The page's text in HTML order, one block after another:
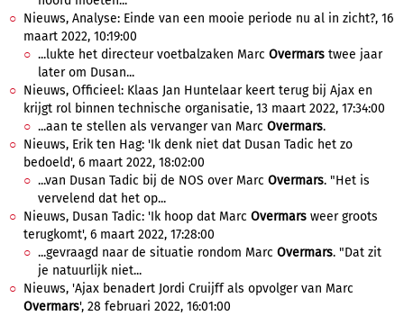
Nieuws, Analyse: Einde van een mooie periode nu al in zicht?, 16
maart 2022, 10:19:00
...lukte het directeur voetbalzaken Marc Overmars twee jaar
later om Dusan...
Nieuws, Officieel: Klaas Jan Huntelaar keert terug bij Ajax en
krijgt rol binnen technische organisatie, 13 maart 2022, 17:34:00
...aan te stellen als vervanger van Marc Overmars.
Nieuws, Erik ten Hag: 'Ik denk niet dat Dusan Tadic het zo
bedoeld', 6 maart 2022, 18:02:00
...van Dusan Tadic bij de NOS over Marc Overmars. "Het is
vervelend dat het op...
Nieuws, Dusan Tadic: 'Ik hoop dat Marc Overmars weer groots
terugkomt', 6 maart 2022, 17:28:00
...gevraagd naar de situatie rondom Marc Overmars. "Dat zit
je natuurlijk niet...
Nieuws, 'Ajax benadert Jordi Cruijff als opvolger van Marc
Overmars', 28 februari 2022, 16:01:00